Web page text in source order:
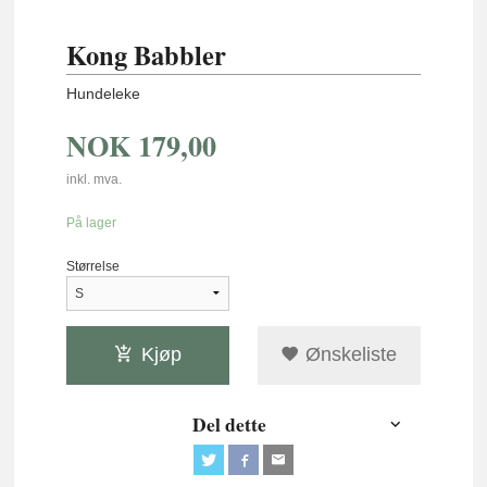
Kong Babbler
Hundeleke
NOK 179,00
inkl. mva.
På lager
Størrelse
Kjøp Ønskeliste
Del dette